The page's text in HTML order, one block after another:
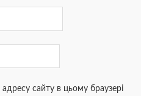
сайту в цьому браузері